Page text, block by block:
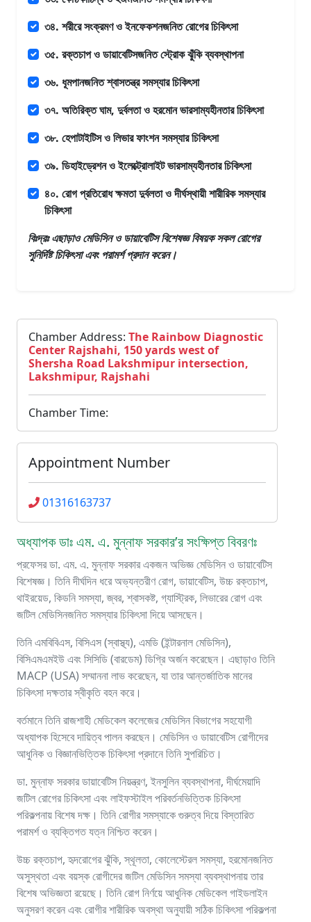
৩৪. শরীরে সংক্রমণ ও ইনফেকশনজনিত রোগের চিকিৎসা
৩৫. রক্তচাপ ও ডায়াবেটিসজনিত স্ট্রোক ঝুঁকি ব্যবস্থাপনা
৩৬. ধূমপানজনিত শ্বাসতন্ত্র সমস্যার চিকিৎসা
৩৭. অতিরিক্ত ঘাম, দুর্বলতা ও হরমোন ভারসাম্যহীনতার চিকিৎসা
৩৮. হেপাটাইটিস ও লিভার ফাংশন সমস্যার চিকিৎসা
৩৯. ডিহাইড্রেশন ও ইলেক্ট্রোলাইট ভারসাম্যহীনতার চিকিৎসা
৪০. রোগ প্রতিরোধ ক্ষমতা দুর্বলতা ও দীর্ঘস্থায়ী শারীরিক সমস্যার
চিকিৎসা
বিঃদ্রঃ এছাড়াওমেডিসিন ও ডায়াবেটিস বিশেষজ্ঞবিষয়ক সকল রোগের
সুনির্দিষ্ট চিকিৎসা এবং পরামর্শ প্রদান করেন।
Chamber Address: The Rainbow Diagnostic
Center Rajshahi, 150 yards west of
Shersha Road Lakshmipur intersection,
Lakshmipur, Rajshahi
Chamber Time:
Appointment Number
01316163737
অধ্যাপক ডাঃ এম. এ. মুন্নাফ সরকার’র সংক্ষিপ্ত বিবরণঃ
প্রফেসর ডা. এম. এ. মুন্নাফ সরকার একজন অভিজ্ঞ মেডিসিন ও ডায়াবেটিস
বিশেষজ্ঞ। তিনি দীর্ঘদিন ধরে অভ্যন্তরীণ রোগ, ডায়াবেটিস, উচ্চ রক্তচাপ,
থাইরয়েড, কিডনি সমস্যা, জ্বর, শ্বাসকষ্ট, গ্যাস্ট্রিক, লিভারের রোগ এবং
জটিল মেডিসিনজনিত সমস্যার চিকিৎসা দিয়ে আসছেন।
তিনি এমবিবিএস, বিসিএস (স্বাস্থ্য), এমডি (ইন্টারনাল মেডিসিন),
বিসিএমএমইউ এবং সিসিডি (বারডেম) ডিগ্রি অর্জন করেছেন। এছাড়াও তিনি
MACP (USA) সম্মাননা লাভ করেছেন, যা তার আন্তর্জাতিক মানের
চিকিৎসা দক্ষতার স্বীকৃতি বহন করে।
বর্তমানে তিনি রাজশাহী মেডিকেল কলেজের মেডিসিন বিভাগের সহযোগী
অধ্যাপক হিসেবে দায়িত্ব পালন করছেন। মেডিসিন ও ডায়াবেটিস রোগীদের
আধুনিক ও বিজ্ঞানভিত্তিক চিকিৎসা প্রদানে তিনি সুপরিচিত।
ডা. মুন্নাফ সরকার ডায়াবেটিস নিয়ন্ত্রণ, ইনসুলিন ব্যবস্থাপনা, দীর্ঘমেয়াদি
জটিল রোগের চিকিৎসা এবং লাইফস্টাইল পরিবর্তনভিত্তিক চিকিৎসা
পরিকল্পনায় বিশেষ দক্ষ। তিনি রোগীর সমস্যাকে গুরুত্ব দিয়ে বিস্তারিত
পরামর্শ ও ব্যক্তিগত যত্ন নিশ্চিত করেন।
উচ্চ রক্তচাপ, হৃদরোগের ঝুঁকি, স্থূলতা, কোলেস্টেরল সমস্যা, হরমোনজনিত
অসুস্থতা এবং বয়স্ক রোগীদের জটিল মেডিসিন সমস্যা ব্যবস্থাপনায় তার
বিশেষ অভিজ্ঞতা রয়েছে। তিনি রোগ নির্ণয়ে আধুনিক মেডিকেল গাইডলাইন
অনুসরণ করেন এবং রোগীর শারীরিক অবস্থা অনুযায়ী সঠিক চিকিৎসা পরিকল্পনা